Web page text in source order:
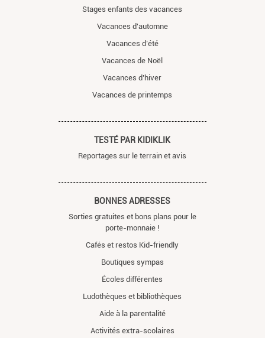
Stages enfants des vacances
Vacances d'automne
Vacances d’été
Vacances de Noël
Vacances d’hiver
Vacances de printemps
TESTÉ PAR KIDIKLIK
Reportages sur le terrain et avis
BONNES ADRESSES
Sorties gratuites et bons plans pour le
porte-monnaie !
Cafés et restos Kid-friendly
Boutiques sympas
Écoles différentes
Ludothèques et bibliothèques
Aide à la parentalité
Activités extra-scolaires